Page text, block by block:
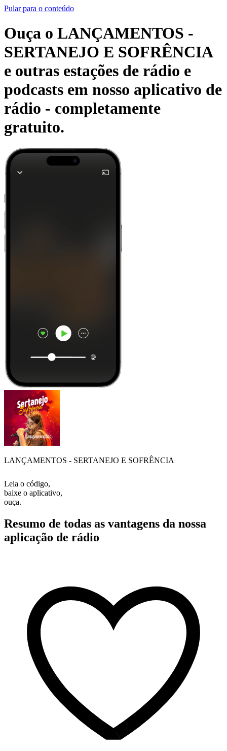
Pular para o conteúdo
Ouça o LANÇAMENTOS -
SERTANEJO E SOFRÊNCIA
e outras estações de rádio e
podcasts em nosso aplicativo de
rádio - completamente
gratuito.
LANÇAMENTOS - SERTANEJO E SOFRÊNCIA
Leia o código,
baixe o aplicativo,
ouça.
Resumo de todas as vantagens da nossa
aplicação de rádio